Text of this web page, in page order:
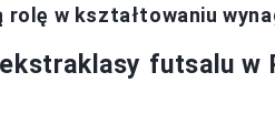
w kształtowaniu
futsalu w